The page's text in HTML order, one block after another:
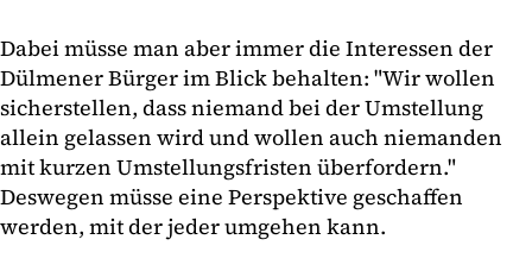
Dabei müsse man aber immer die Interessen der
Dülmener Bürger im Blick behalten: "Wir wollen
sicherstellen, dass niemand bei der Umstellung
allein gelassen wird und wollen auch niemanden
mit kurzen Umstellungsfristen überfordern."
Deswegen müsse eine Perspektive geschaffen
werden, mit der jeder umgehen kann.